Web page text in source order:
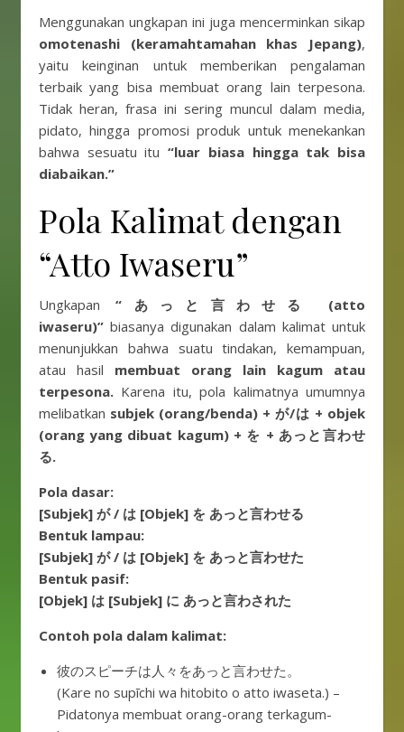
Menggunakan ungkapan ini juga mencerminkan sikap
omotenashi (keramahtamahan khas Jepang),
yaitu keinginan untuk memberikan pengalaman
terbaik yang bisa membuat orang lain terpesona.
Tidak heran, frasa ini sering muncul dalam media,
pidato, hingga promosi produk untuk menekankan
bahwa sesuatu itu“luar biasa hingga tak bisa
diabaikan.”
Pola Kalimat dengan
“Atto Iwaseru”
Ungkapan“あっと言わせる (atto
iwaseru)” biasanya digunakan dalam kalimat untuk
menunjukkan bahwa suatu tindakan, kemampuan,
atau hasil membuat orang lain kagum atau
terpesona. Karena itu, pola kalimatnya umumnya
melibatkan subjek (orang/benda) + が/は + objek
(orang yang dibuat kagum) + を + あっと言わせ
る.
Pola dasar:
[Subjek] が / は [Objek] を あっと言わせる
Bentuk lampau:
[Subjek] が / は [Objek] を あっと言わせた
Bentuk pasif:
[Objek] は [Subjek] に あっと言わされた
Contoh pola dalam kalimat:
彼のスピーチは人々をあっと言わせた。
(Kare no supīchi wa hitobito o atto iwaseta.) –
Pidatonya membuat orang-orang terkagum-